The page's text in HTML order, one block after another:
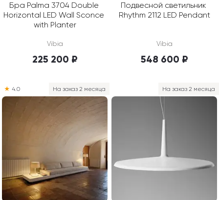
Бра Palma 3704 Double
Horizontal LED Wall Sconce
with Planter
Vibia
225 200 ₽
Подвесной светильник
Rhythm 2112 LED Pendant
Vibia
548 600 ₽
На заказ 2 месяца
★ 4.0 На заказ 2 месяца